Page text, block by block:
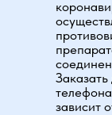
зависит